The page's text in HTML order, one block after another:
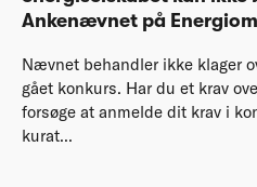
Ankenævnet på
Nævnet behandler ikke klager
gået konkurs. Har du et krav
forsøge at anmelde dit krav i
kurat...